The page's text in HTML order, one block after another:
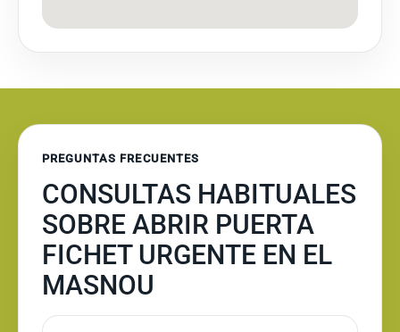
PREGUNTAS FRECUENTES
CONSULTAS HABITUALES
SOBRE ABRIR PUERTA
FICHET URGENTE EN EL
MASNOU